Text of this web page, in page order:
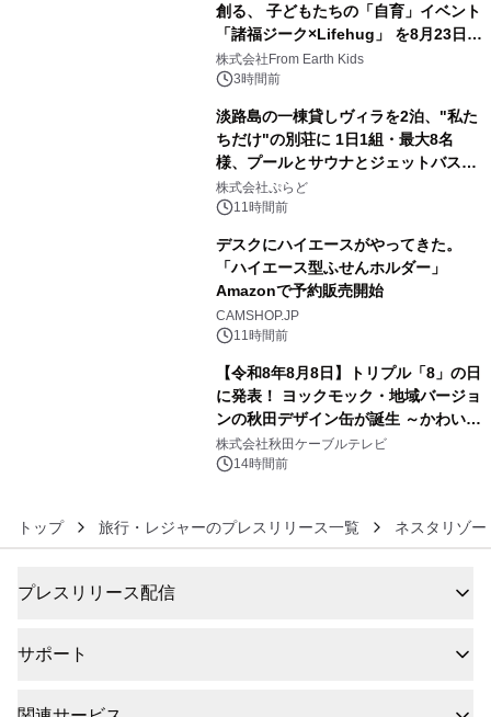
創る、 子どもたちの「自育」イベント
「諸福ジーク×Lifehug」 を8月23日
(日)開催
株式会社From Earth Kids
3時間前
淡路島の一棟貸しヴィラを2泊、"私た
ちだけ"の別荘に 1日1組・最大8名
様、プールとサウナとジェットバス付
きで Villa Mon Temps AWAJIの連泊
素泊りプラン
株式会社ぷらど
11時間前
デスクにハイエースがやってきた。
「ハイエース型ふせんホルダー」
Amazonで予約販売開始
CAMSHOP.JP
11時間前
【令和8年8月8日】トリプル「8」の日
に発表！ ヨックモック・地域バージョ
ンの秋田デザイン缶が誕生 ～かわいい
秋田犬の子犬と秋田の四季と名所を巡
るパッケージ～ 9月1日(火)秋田県内で
株式会社秋田ケーブルテレビ
14時間前
トップ 旅行・レジャーのプレスリリース一覧 ネスタリゾー
プレスリリース配信
サポート